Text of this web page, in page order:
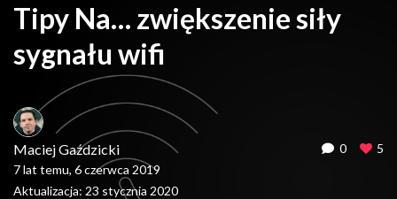
Tipy Na… zwiększenie siły
sygnału wifi
Maciej Gaździcki
7 lat temu, 6 czerwca 2019
Aktualizacja: 23 stycznia 2020
0 5